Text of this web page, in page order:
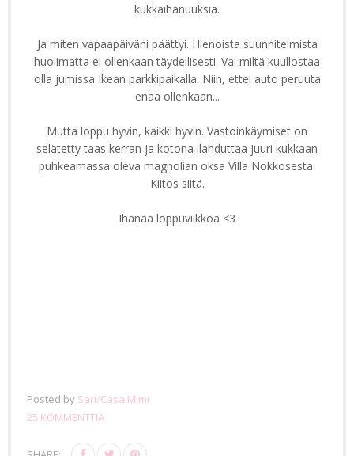
kukkaihanuuksia.
Ja miten vapaapäiväni päättyi. Hienoista suunnitelmista
huolimatta ei ollenkaan täydellisesti. Vai miltä kuullostaa
olla jumissa Ikean parkkipaikalla. Niin, ettei auto peruuta
enää ollenkaan...
Mutta loppu hyvin, kaikki hyvin. Vastoinkäymiset on
selätetty taas kerran ja kotona ilahduttaa juuri kukkaan
puhkeamassa oleva magnolian oksa Villa Nokkosesta.
Kiitos siitä.
Ihanaa loppuviikkoa <3
Posted by Sari/Casa Mimi
25 KOMMENTTIA